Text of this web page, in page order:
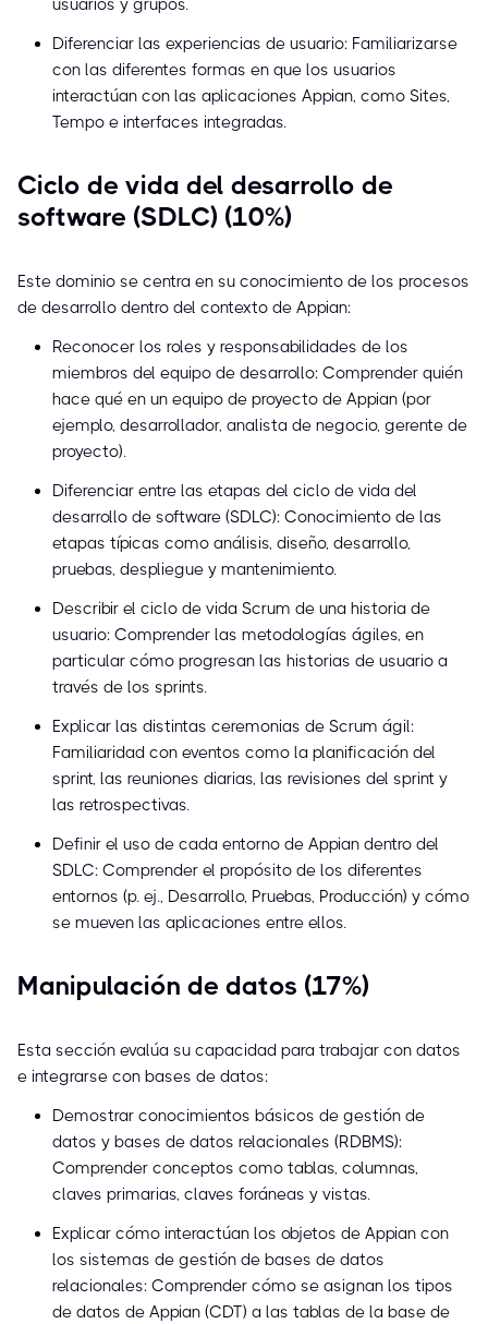
usuarios y grupos.
Diferenciar las experiencias de usuario: Familiarizarse
con las diferentes formas en que los usuarios
interactúan con las aplicaciones Appian, como Sites,
Tempo e interfaces integradas.
Ciclo de vida del desarrollo de
software (SDLC) (10%)
Este dominio se centra en su conocimiento de los procesos
de desarrollo dentro del contexto de Appian:
Reconocer los roles y responsabilidades de los
miembros del equipo de desarrollo: Comprender quién
hace qué en un equipo de proyecto de Appian (por
ejemplo, desarrollador, analista de negocio, gerente de
proyecto).
Diferenciar entre las etapas del ciclo de vida del
desarrollo de software (SDLC): Conocimiento de las
etapas típicas como análisis, diseño, desarrollo,
pruebas, despliegue y mantenimiento.
Describir el ciclo de vida Scrum de una historia de
usuario: Comprender las metodologías ágiles, en
particular cómo progresan las historias de usuario a
través de los sprints.
Explicar las distintas ceremonias de Scrum ágil:
Familiaridad con eventos como la planificación del
sprint, las reuniones diarias, las revisiones del sprint y
las retrospectivas.
Definir el uso de cada entorno de Appian dentro del
SDLC: Comprender el propósito de los diferentes
entornos (p. ej., Desarrollo, Pruebas, Producción) y cómo
se mueven las aplicaciones entre ellos.
Manipulación de datos (17%)
Esta sección evalúa su capacidad para trabajar con datos
e integrarse con bases de datos:
Demostrar conocimientos básicos de gestión de
datos y bases de datos relacionales (RDBMS):
Comprender conceptos como tablas, columnas,
claves primarias, claves foráneas y vistas.
Explicar cómo interactúan los objetos de Appian con
los sistemas de gestión de bases de datos
relacionales: Comprender cómo se asignan los tipos
de datos de Appian (CDT) a las tablas de la base de